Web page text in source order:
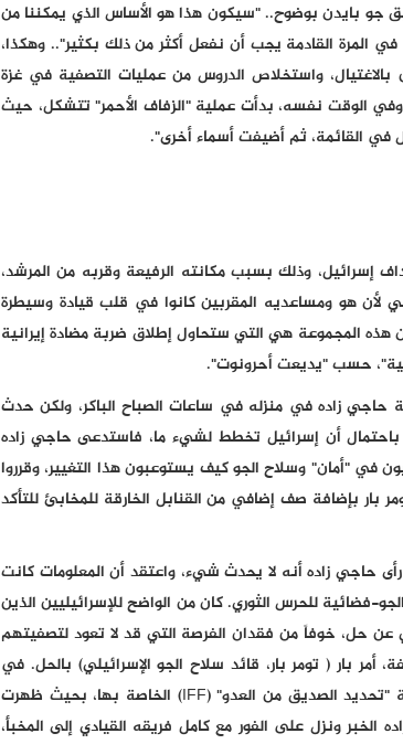
جو بايدن بوضوح.. "سيكون هذا هو الأساس الذي يمكننا من
المرة القادمة يجب أن نفعل أكثر من ذلك بكثير".. وهكذا،
بالاغتيال، واستخلاص الدروس من عمليات التصفية في غزة
الوقت نفسه، بدأت عملية "الزفاف الأحمر" تتشكل، حيث
في القائمة، ثم أضيفت أسماء أخرى".
إسرائيل، وذلك بسبب مكانته الرفيعة وقربه من المرشد،
هو ومساعديه المقربين كانوا في قلب قيادة وسيطرة
أن هذه المجموعة هي التي ستحاول إطلاق ضربة مضادة إيرانية
حسب "يديعت أحرونوت".
حاجي زاده في منزله في ساعات الصباح الباكر، ولكن حدث
باحتمال أن إسرائيل تخطط لشيء ما، فاستدعى حاجي زاده
في "أمان" وسلاح الجو كيف يستوعبون هذا التغيير، وقرروا
بار بإضافة صف إضافي من القنابل الخارقة للمخابئ للتأكد
حاجي زاده أنه لا يحدث شيء، واعتقد أن المعلومات كانت
فضائية للحرس الثوري. كان من الواضح للإسرائيليين الذين
عن حل، خوفاً من فقدان الفرصة التي قد لا تعود لتصفيتهم
أمر بار ( تومر بار، قائد سلاح الجو الإسرائيلي) بالحل. في
لحظة واحدة، قامت 140 طائرة تابعة لسلاح الجو بتشغيل أنظمة "تحديد الصديق من العدو" (IFF) الخاصة بها، بحيث ظهرت
ونزل على الفور مع كامل فريقه القيادي إلى المخبأ،